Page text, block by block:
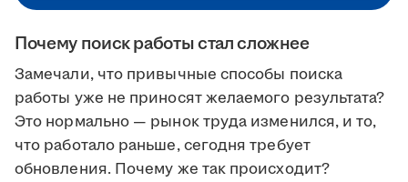
Почему поиск работы стал сложнее
Замечали, что привычные способы поиска
работы уже не приносят желаемого результата?
Это нормально — рынок труда изменился, и то,
что работало раньше, сегодня требует
обновления. Почему же так происходит?